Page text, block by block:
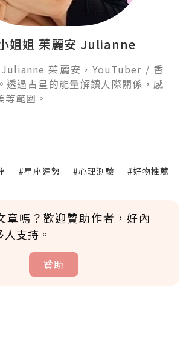
姐姐 茱麗安 Julianne
茱麗安，YouTuber / 香
透過占星的能量解讀人際關係，感
範圍。
#星座運勢 #心理測驗 #好物推薦
章嗎？歡迎贊助作者，好內
支持。
贊助